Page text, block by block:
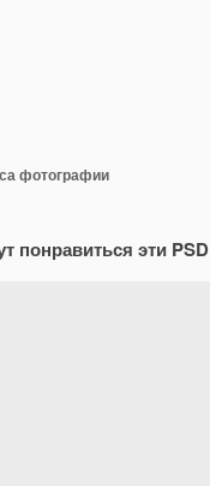
фотографии
понравиться эти PSD